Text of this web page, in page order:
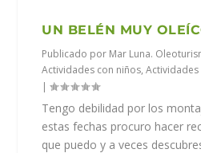
UN BELÉN MUY
Publicado por Mar Luna.
Actividades con niños,
|
Tengo debilidad por los
estas fechas procuro hacer
que puedo y a veces